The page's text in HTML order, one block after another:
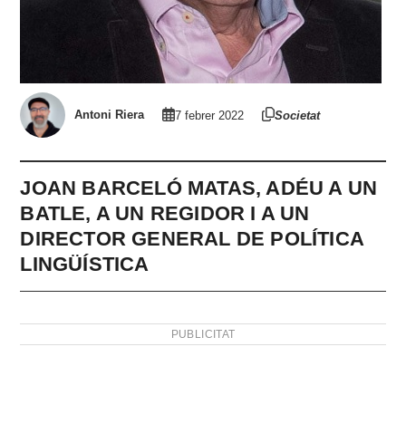
Antoni Riera 7 febrer 2022 Societat
JOAN BARCELÓ MATAS, ADÉU A UN
BATLE, A UN REGIDOR I A UN
DIRECTOR GENERAL DE POLÍTICA
LINGÜÍSTICA
PUBLICITAT